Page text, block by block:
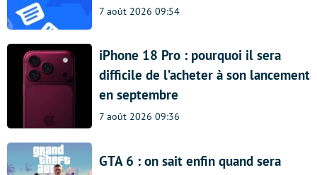
7 août 2026 09:54
iPhone 18 Pro : pourquoi il sera
difficile de l’acheter à son lancement
en septembre
7 août 2026 09:36
GTA 6 : on sait enfin quand sera